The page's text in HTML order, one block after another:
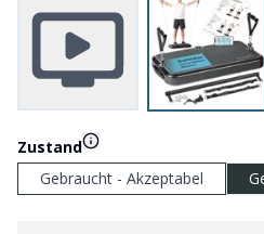
Zustand
Gebraucht - Akzeptabel